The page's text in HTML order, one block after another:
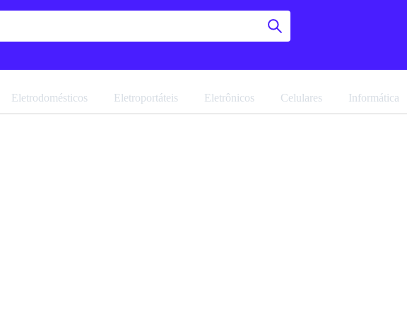
Eletrodomésticos Eletroportáteis Eletrônicos Celulares Informática